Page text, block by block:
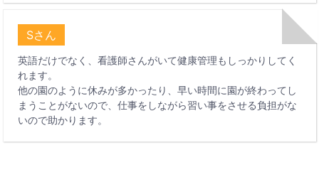
Sさん
英語だけでなく、看護師さんがいて健康管理もしっかりしてく
れます。
他の園のように休みが多かったり、早い時間に園が終わってし
まうことがないので、仕事をしながら習い事をさせる負担がな
いので助かります。